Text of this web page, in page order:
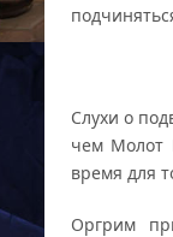
Слухи о
чем Молот
время для
Оргрим